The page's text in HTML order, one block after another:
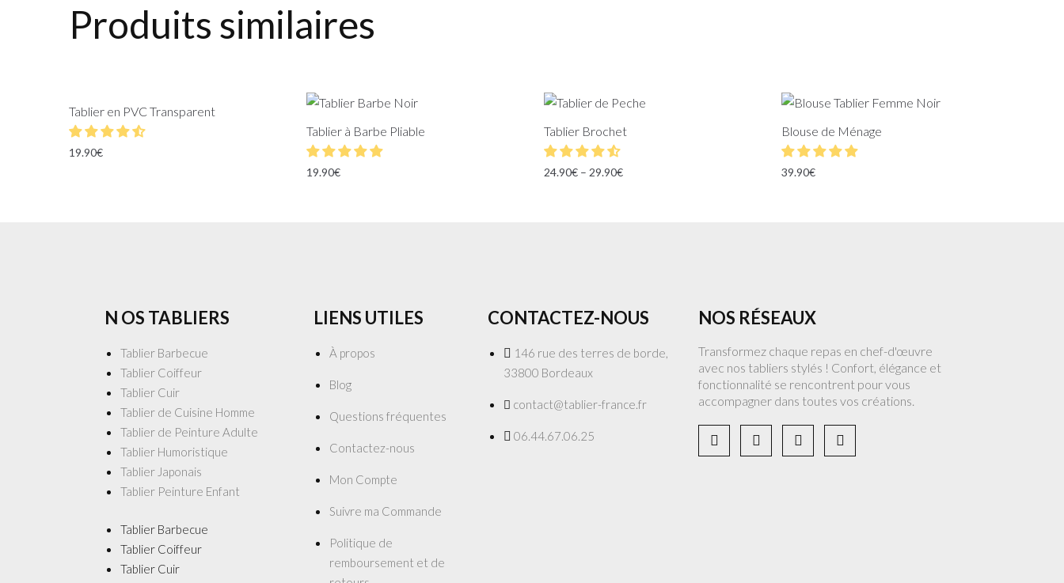
Produits similaires
Tablier en PVC Transparent
19.90€
Tablier à Barbe Pliable
19.90€
Tablier Brochet
24.90€– 29.90€
Blouse de Ménage
39.90€
N OS TABLIERS
Tablier Barbecue
Tablier Coiffeur
Tablier Cuir
Tablier de Cuisine Homme
Tablier de Peinture Adulte
Tablier Humoristique
Tablier Japonais
Tablier Peinture Enfant
Tablier Barbecue
Tablier Coiffeur
Tablier Cuir
LIENS UTILES
À propos
Blog
Questions fréquentes
Contactez-nous
Mon Compte
Suivre ma Commande
Politique de
remboursement et de
CONTACTEZ-NOUS
146 rue des terres de borde,
33800 Bordeaux
contact@tablier-france.fr
06.44.67.06.25
NOS RÉSEAUX
Transformez chaque repas en chef-d'œuvre
avec nos tabliers stylés ! Confort, élégance et
fonctionnalité se rencontrent pour vous
accompagner dans toutes vos créations.